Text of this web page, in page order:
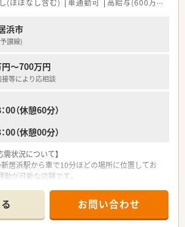
4月、スズケングループにおける全国規模の調剤
なります。
きたノウハウと企業の良さを融合し、より安定し
メッセージは「あなたに今、わたしができるこ
防止に向けた取り組みにも積極的です。
ススメ>
厚い先をお探しの方
でスキルアップをお考えの方
問い合わせくださいませ！
(ほぼなし含む) 車通勤可 高給与(600万円以上)
浜市
讃線)
～700万円
等により応相談
00（休憩60分）
00（休憩00分）
需状況について】
居浜駅から車で10分ほどの場所に位置してお
勤が可能な店舗です。
に深く貢献しています。
処方箋枚数は40枚程度であり、常勤薬剤師1名と
で対応しています。
お問い合わせ